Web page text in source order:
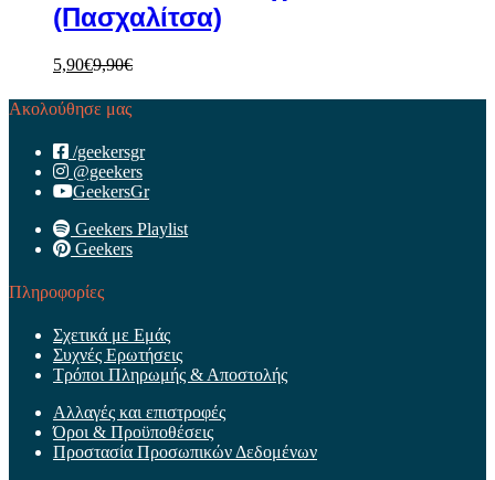
(Πασχαλίτσα)
5,90€9,90€
Ακολούθησε μας
/geekersgr
@geekers
GeekersGr
Geekers Playlist
Geekers
Πληροφορίες
Σχετικά με Εμάς
Συχνές Ερωτήσεις
Τρόποι Πληρωμής & Αποστολής
Αλλαγές και επιστροφές
Όροι & Προϋποθέσεις
Προστασία Προσωπικών Δεδομένων